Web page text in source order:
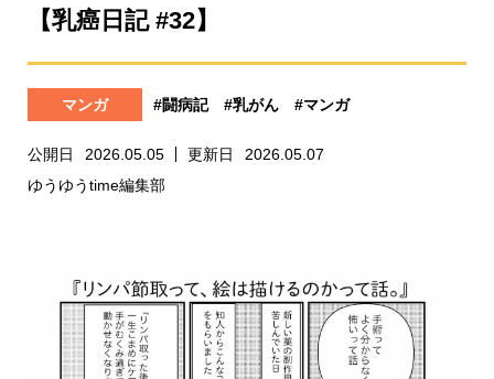
【乳癌日記 #32】
マンガ #闘病記 #乳がん #マンガ
公開日 2026.05.05 更新日
2026.05.07
ゆうゆうtime編集部